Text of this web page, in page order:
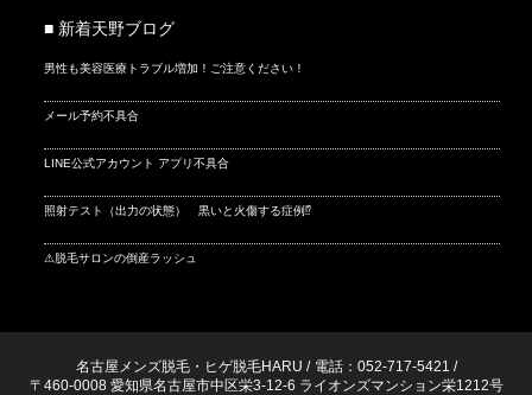
■ 新着天野ブログ
男性も美容医療トラブル増加！ご注意ください！
メール予約不具合
LINE公式アカウント アプリ不具合
照射テスト（出力の状態） 黒いと火傷する症例⁉
⚠脱毛サロンの倒産ラッシュ
名古屋メンズ脱毛・ヒゲ脱毛HARU / 電話：052-717-5421 /
〒460-0008 愛知県名古屋市中区栄3-12-6 ライオンズマンション栄1212号